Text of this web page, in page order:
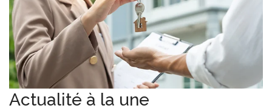
Actualité à la une